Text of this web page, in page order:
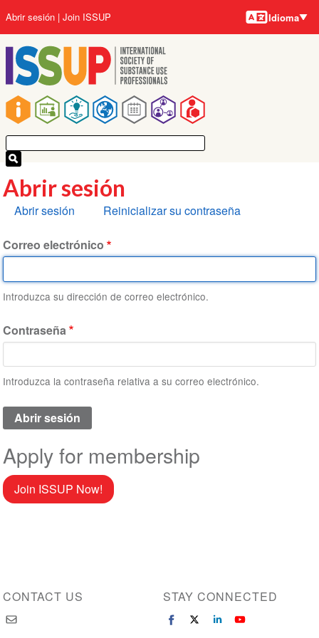
al
contenido
principal
Main
navigation
User
account
menu
Abrir sesión Join ISSUP Idiomas
Idioma
Abrir sesión
Solapas
Abrir sesión Reinicializar su contraseña
Correo electrónico
Introduzca su dirección de correo electrónico.
Contraseña
Introduzca la contraseña relativa a su correo electrónico.
Apply for membership
Join ISSUP Now!
CONTACT US STAY CONNECTED